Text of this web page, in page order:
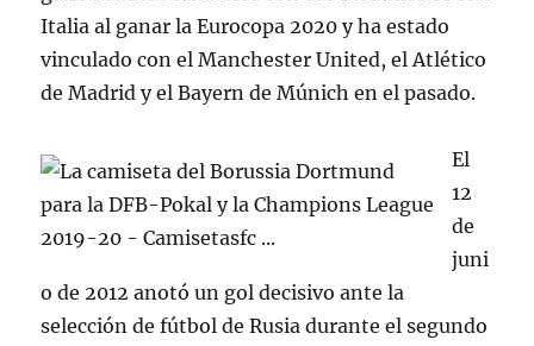
Italia al ganar la Eurocopa 2020 y ha estado
vinculado con el Manchester United, el Atlético
de Madrid y el Bayern de Múnich en el pasado.
El
12
de
juni
o de 2012 anotó un gol decisivo ante la
selección de fútbol de Rusia durante el segundo